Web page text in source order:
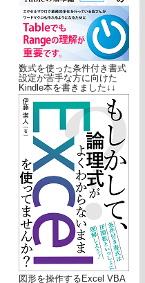
数式を使った条件付き書式
設定が苦手な方に向けた
Kindle本を書きました↓↓
図形を操作するExcel VBA